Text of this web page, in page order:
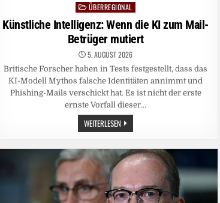
Posted
in
ÜBERREGIONAL
Künstliche Intelligenz: Wenn die KI zum Mail-
Betrüger mutiert
5. AUGUST 2026
Britische Forscher haben in Tests festgestellt, dass das
KI-Modell Mythos falsche Identitäten annimmt und
Phishing-Mails verschickt hat. Es ist nicht der erste
ernste Vorfall dieser…
WEITERLESEN KÜNSTLICHE
INTELLIGENZ:
WENN
DIE
KI
ZUM
MAIL-
BETRÜGER
MUTIERT